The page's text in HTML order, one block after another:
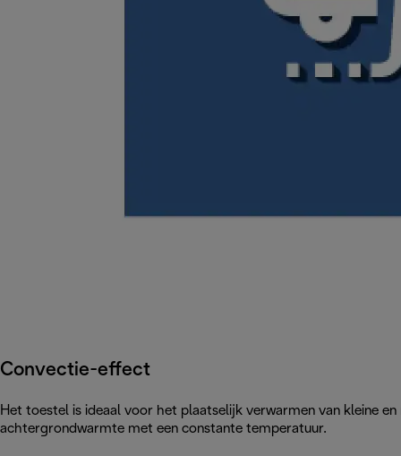
Convectie-effect
Het toestel is ideaal voor het plaatselijk verwarmen van kleine
achtergrondwarmte met een constante temperatuur.